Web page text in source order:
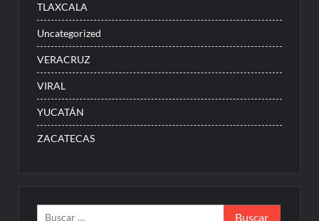
TLAXCALA
Uncategorized
VERACRUZ
VIRAL
YUCATÁN
ZACATECAS
Buscar: